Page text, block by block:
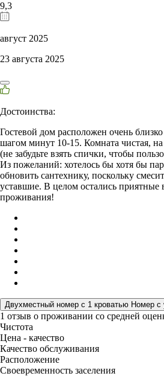
9,3
август 2025
23 августа 2025
Достоинства:
Гостевой дом расположен очень
шагом минут 10-15. Комната чистая,
(не забудьте взять спички, чтобы
Из пожеланий: хотелось бы хотя бы
обновить сантехнику, поскольку
уставшие. В целом остались приятные
проживания!
Двухместный номер с 1 кроватью Номер с
1 отзыв о проживании со средней
Чистота
Цена - качество
Качество обслуживания
Расположение
Своевременность заселения